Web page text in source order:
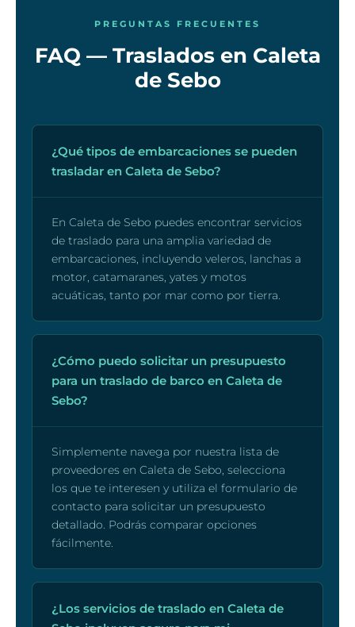
PREGUNTAS FRECUENTES
FAQ — Traslados en Caleta
de Sebo
¿Qué tipos de embarcaciones se pueden
trasladar en Caleta de Sebo?
En Caleta de Sebo puedes encontrar servicios
de traslado para una amplia variedad de
embarcaciones, incluyendo veleros, lanchas a
motor, catamaranes, yates y motos
acuáticas, tanto por mar como por tierra.
¿Cómo puedo solicitar un presupuesto
para un traslado de barco en Caleta de
Sebo?
Simplemente navega por nuestra lista de
proveedores en Caleta de Sebo, selecciona
los que te interesen y utiliza el formulario de
contacto para solicitar un presupuesto
detallado. Podrás comparar opciones
fácilmente.
¿Los servicios de traslado en Caleta de